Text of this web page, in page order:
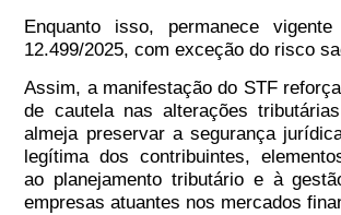
Enquanto isso, permanece
12.499/2025, com exceção do risco
Assim, a manifestação do STF
de cautela nas alterações
almeja preservar a segurança
legítima dos contribuintes,
ao planejamento tributário e à
empresas atuantes nos mercados